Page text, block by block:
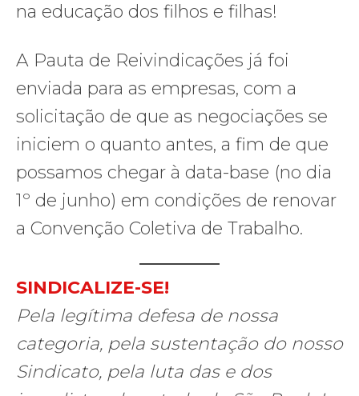
na educação dos filhos e filhas!
A Pauta de Reivindicações já foi
enviada para as empresas, com a
solicitação de que as negociações se
iniciem o quanto antes, a fim de que
possamos chegar à data-base (no dia
1º de junho) em condições de renovar
a Convenção Coletiva de Trabalho.
SINDICALIZE-SE!
Pela legítima defesa de nossa
categoria, pela sustentação do nosso
Sindicato, pela luta das e dos